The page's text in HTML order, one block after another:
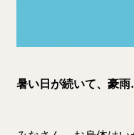
暑い日が続いて、豪